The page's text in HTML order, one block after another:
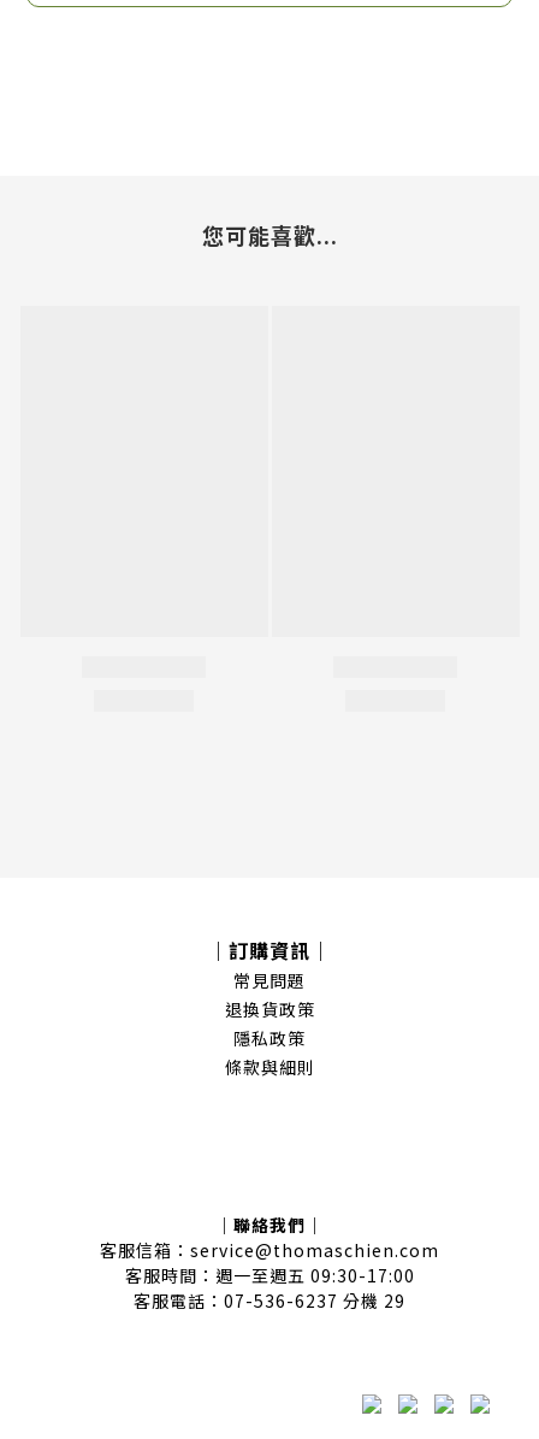
您可能喜歡...
｜訂購資訊｜
常見問題
退換貨政策
隱私政策
條款與細則
｜聯絡我們｜
客服信箱：service@thomaschien.com
客服時間：週一至週五 09:30-17:00
客服電話：07-536-6237 分機 29